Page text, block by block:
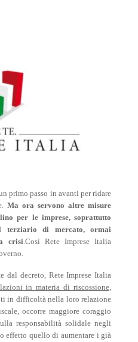
primo passo in avanti per ridare
Ma ora servono altre misure
per le imprese, soprattutto
terziario di mercato, ormai
crisi.Così Rete Imprese Italia
dal decreto, Rete Imprese Italia
in materia di riscossione,
in difficoltà nella loro relazione
occorre maggiore coraggio
responsabilità solidale negli
effetto quello di aumentare i già